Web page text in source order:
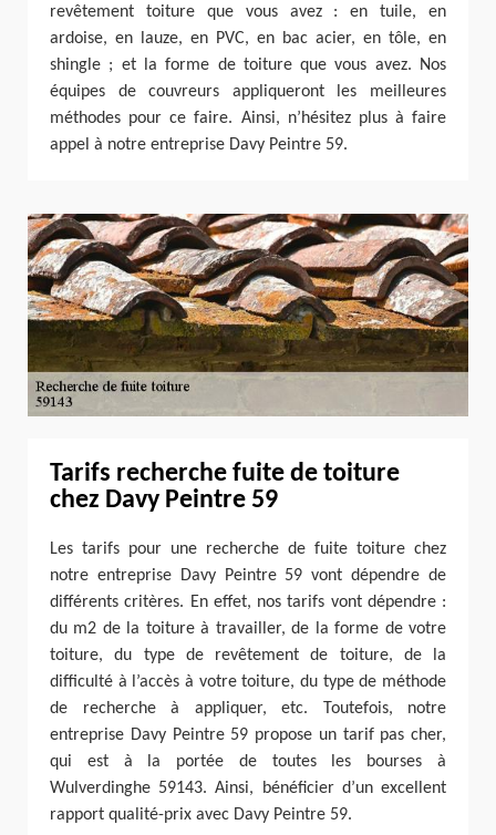
revêtement toiture que vous avez : en tuile, en
ardoise, en lauze, en PVC, en bac acier, en tôle, en
shingle ; et la forme de toiture que vous avez. Nos
équipes de couvreurs appliqueront les meilleures
méthodes pour ce faire. Ainsi, n’hésitez plus à faire
appel à notre entreprise Davy Peintre 59.
Tarifs recherche fuite de toiture
chez Davy Peintre 59
Les tarifs pour une recherche de fuite toiture chez
notre entreprise Davy Peintre 59 vont dépendre de
différents critères. En effet, nos tarifs vont dépendre :
du m2 de la toiture à travailler, de la forme de votre
toiture, du type de revêtement de toiture, de la
difficulté à l’accès à votre toiture, du type de méthode
de recherche à appliquer, etc. Toutefois, notre
entreprise Davy Peintre 59 propose un tarif pas cher,
qui est à la portée de toutes les bourses à
Wulverdinghe 59143. Ainsi, bénéficier d’un excellent
rapport qualité-prix avec Davy Peintre 59.